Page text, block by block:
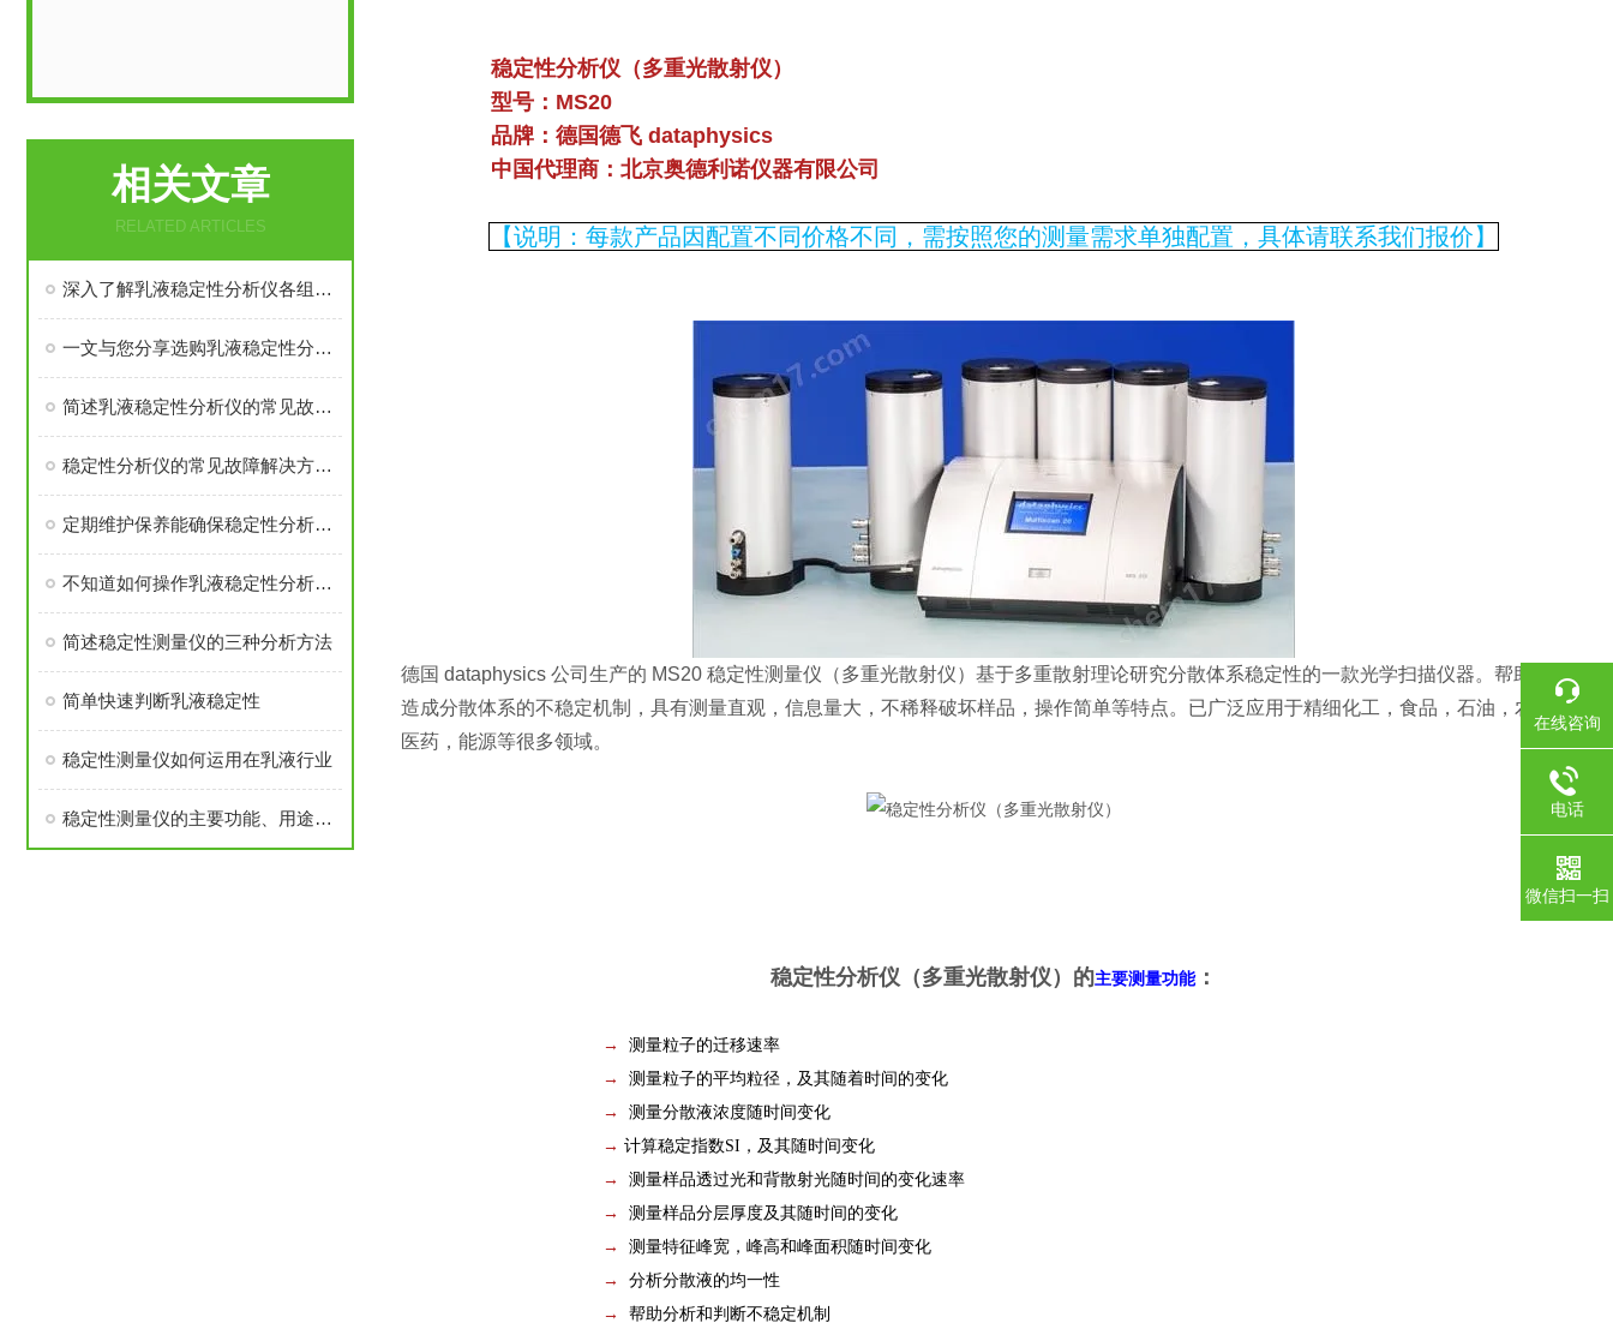
相关文章
RELATED ARTICLES
深入了解乳液稳定性分析仪各组成部件的功能特点
一文与您分享选购乳液稳定性分析仪时所需要考虑的关键因素
简述乳液稳定性分析仪的常见故障解决方法
稳定性分析仪的常见故障解决方法介绍
定期维护保养能确保稳定性分析仪的正常运行
不知道如何操作乳液稳定性分析仪？其实很简单
简述稳定性测量仪的三种分析方法
简单快速判断乳液稳定性
稳定性测量仪如何运用在乳液行业
稳定性测量仪的主要功能、用途及测试范围
稳定性分析仪（多重光散射仪）
型号：MS20
品牌：德国德飞 dataphysics
中国代理商：北京奥德利诺仪器有限公司
【说明：每款产品因配置不同价格不同，需按照您的测量需求单独配置，具体请联系我们报价】
德国 dataphysics 公司生产的 MS20 稳定性测量仪（多重光散射仪）基于多重散射理论研究分散体系稳定性的一款光学扫描仪器。帮助分析
造成分散体系的不稳定机制，具有测量直观，信息量大，不稀释破坏样品，操作简单等特点。已广泛应用于精细化工，食品，石油，农药，
医药，能源等很多领域。
稳定性分析仪（多重光散射仪） 的主要测量功能：
→
测量粒子的迁移速率
→
测量粒子的平均粒径，及其随着时间的变化
→
测量分散液浓度随时间变化
→ 计算稳定指数SI，及其随时间变化
→
测量样品透过光和背散射光随时间的变化速率
→
测量样品分层厚度及其随时间的变化
→
测量特征峰宽，峰高和峰面积随时间变化
→
分析分散液的均一性
→
帮助分析和判断不稳定机制
在线咨询
电话
微信扫一扫